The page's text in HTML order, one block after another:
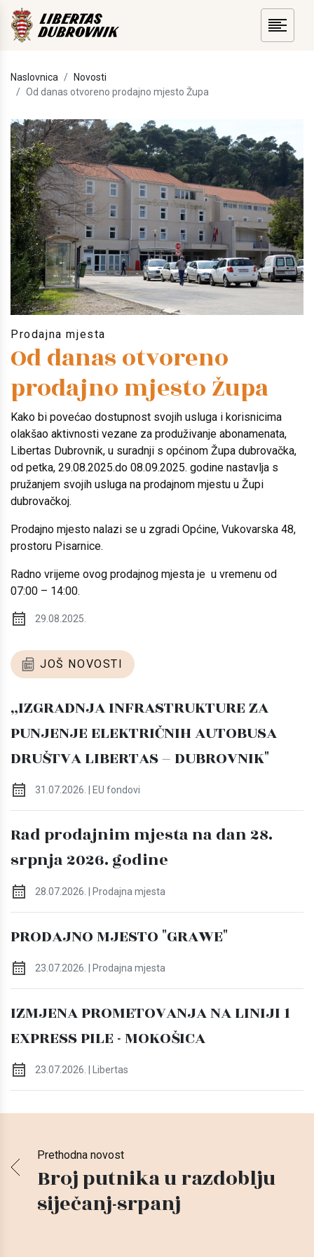
Naslovnica
Novosti
Od danas otvoreno prodajno mjesto Župa
Prodajna mjesta
Od danas otvoreno
prodajno mjesto Župa
Kako bi povećao dostupnost svojih usluga i korisnicima
olakšao aktivnosti vezane za produživanje abonamenata,
Libertas Dubrovnik, u suradnji s općinom Župa dubrovačka,
od petka, 29.08.2025.do 08.09.2025. godine nastavlja s
pružanjem svojih usluga na prodajnom mjestu u Župi
dubrovačkoj.
Prodajno mjesto nalazi se u zgradi Općine, Vukovarska 48,
prostoru Pisarnice.
Radno vrijeme ovog prodajnog mjesta je u vremenu od
07:00 – 14:00.
29.08.2025.
JOŠ NOVOSTI
„IZGRADNJA INFRASTRUKTURE ZA
PUNJENJE ELEKTRIČNIH AUTOBUSA
DRUŠTVA LIBERTAS – DUBROVNIK"
31.07.2026. | EU fondovi
Rad prodajnim mjesta na dan 28.
srpnja 2026. godine
28.07.2026. | Prodajna mjesta
PRODAJNO MJESTO "GRAWE"
23.07.2026. | Prodajna mjesta
IZMJENA PROMETOVANJA NA LINIJI 1
EXPRESS PILE - MOKOŠICA
23.07.2026. | Libertas
Prethodna novost
Broj putnika u razdoblju
siječanj-srpanj